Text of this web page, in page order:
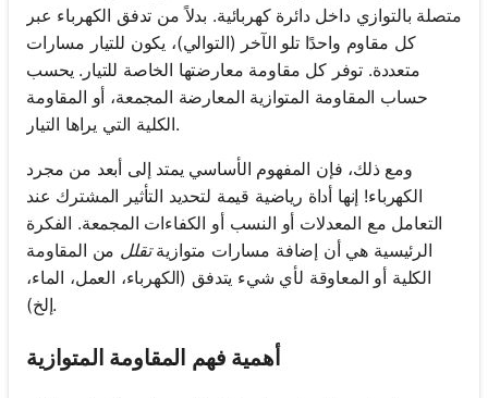
متصلة بالتوازي داخل دائرة كهربائية. بدلاً من تدفق الكهرباء عبر
كل مقاوم واحدًا تلو الآخر (التوالي)، يكون للتيار مسارات
متعددة. توفر كل مقاومة معارضتها الخاصة للتيار. يحسب
حساب المقاومة المتوازية المعارضة المجمعة، أو المقاومة
الكلية التي يراها التيار.
ومع ذلك، فإن المفهوم الأساسي يمتد إلى أبعد من مجرد
الكهرباء! إنها أداة رياضية قيمة لتحديد التأثير المشترك عند
التعامل مع المعدلات أو النسب أو الكفاءات المجمعة. الفكرة
الرئيسية هي أن إضافة مسارات متوازيةتقلل من المقاومة
الكلية أو المعاوقة لأي شيء يتدفق (الكهرباء، العمل، الماء،
إلخ).
أهمية فهم المقاومة المتوازية